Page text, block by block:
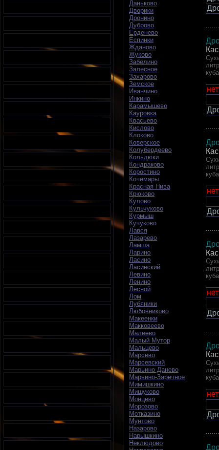
Даньково
Дворики
Дронино
Дуброво
Ерденево
Еспинки
Жданово
Жуково
Забелино
Залесное
Захарово
Земское
Иванчино
Инкино
Карамышево
Кауровка
Квасьево
Кислово
Клоково
Коверское
Колубердеево
Кольдюки
Кондраково
Коростино
Кочемары
Красная Нива
Крюково
Кулово
Кульчуково
Курмыш
Кучуково
Лався
Лазарево
Ламша
Ларино
Ласино
Ласинский
Левино
Ленино
Лесной
Лом
Лубяники
Любовниково
Макеенки
Макковеево
Малеево
Малый Мутор
Мальцево
Марсево
Марсевский
Марьино Данево
Марьино-Заречное
Мимишкино
Мишуково
Монцево
Морозово
Мотказино
Мунтово
Назарово
Нарышкино
Неклюдово